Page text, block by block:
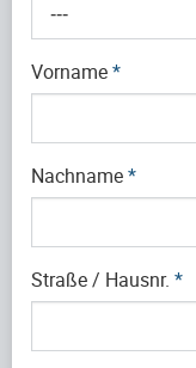
---
Vorname*
Nachname*
Straße / Hausnr. *